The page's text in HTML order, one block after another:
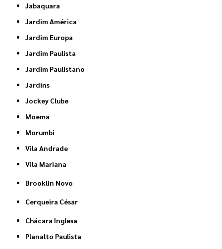
Jabaquara
Jardim América
Jardim Europa
Jardim Paulista
Jardim Paulistano
Jardins
Jockey Clube
Moema
Morumbi
Vila Andrade
Vila Mariana
Brooklin Novo
Cerqueira César
Chácara Inglesa
Planalto Paulista